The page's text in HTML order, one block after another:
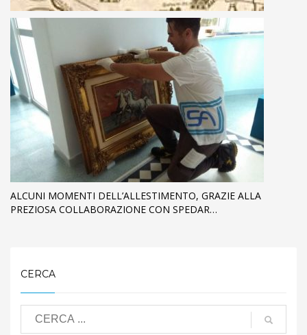
ALCUNI MOMENTI DELL’ALLESTIMENTO, GRAZIE ALLA
PREZIOSA COLLABORAZIONE CON SPEDAR…
CERCA